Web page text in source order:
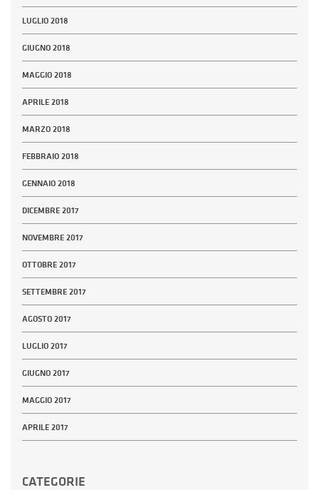
LUGLIO 2018
GIUGNO 2018
MAGGIO 2018
APRILE 2018
MARZO 2018
FEBBRAIO 2018
GENNAIO 2018
DICEMBRE 2017
NOVEMBRE 2017
OTTOBRE 2017
SETTEMBRE 2017
AGOSTO 2017
LUGLIO 2017
GIUGNO 2017
MAGGIO 2017
APRILE 2017
CATEGORIE